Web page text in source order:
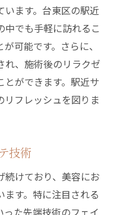
います。台東区の駅近
中でも手軽に訪れるこ
可能です。さらに、
れ、施術後のリラクゼ
とができます。駅近サ
リフレッシュを図りま
技術
続けており、美容にお
す。特に注目される
た先端技術のフェイ